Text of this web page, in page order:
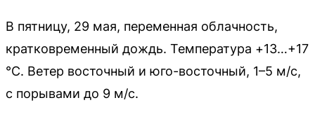
В пятницу, 29 мая, переменная облачность,
кратковременный дождь. Температура +13…+17
°C. Ветер восточный и юго-восточный, 1–5 м/с,
с порывами до 9 м/с.